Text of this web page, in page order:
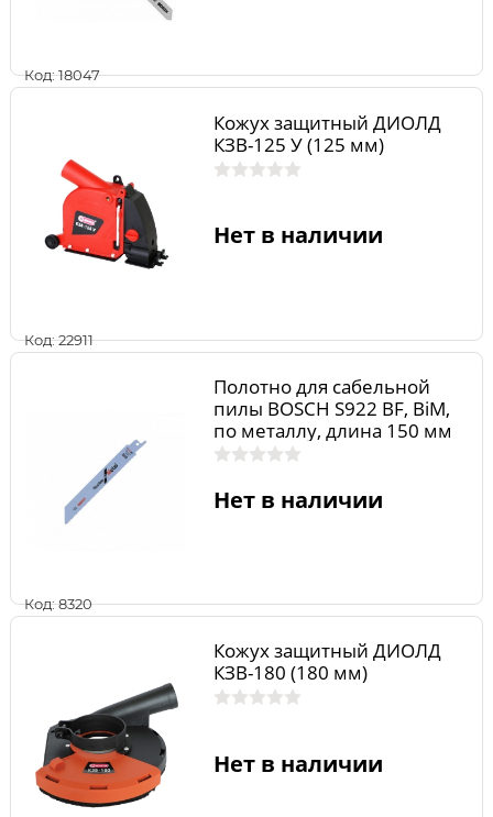
Код: 18047
Код: 22911
Кожух защитный ДИОЛД
КЗВ-125 У (125 мм)
Нет в наличии
Код: 8320
Полотно для сабельной
пилы BOSCH S922 BF, BiM,
по металлу, длина 150 мм
(2шт.) 2608656037
Нет в наличии
Кожух защитный ДИОЛД
КЗВ-180 (180 мм)
Нет в наличии